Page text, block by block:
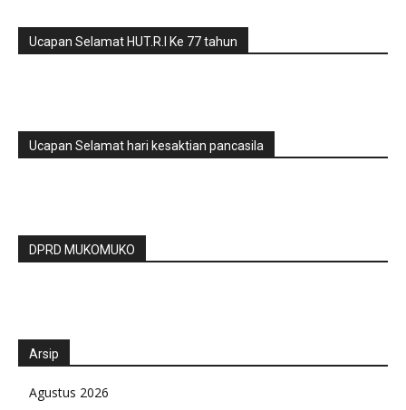
Ucapan Selamat HUT.R.I Ke 77 tahun
Ucapan Selamat hari kesaktian pancasila
DPRD MUKOMUKO
Arsip
Agustus 2026